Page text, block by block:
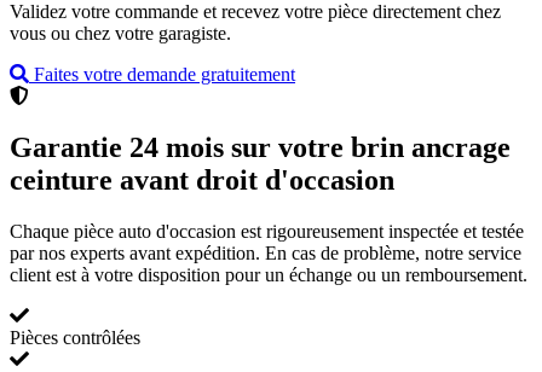
Validez votre commande et recevez votre pièce directement chez
vous ou chez votre garagiste.
Faites votre demande gratuitement
Garantie 24 mois sur votre brin ancrage
ceinture avant droit d'occasion
Chaque pièce auto d'occasion est rigoureusement inspectée et testée
par nos experts avant expédition. En cas de problème, notre service
client est à votre disposition pour un échange ou un remboursement.
Pièces contrôlées